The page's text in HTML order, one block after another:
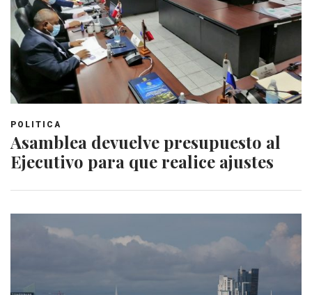
POLITICA
Asamblea devuelve presupuesto al
Ejecutivo para que realice ajustes